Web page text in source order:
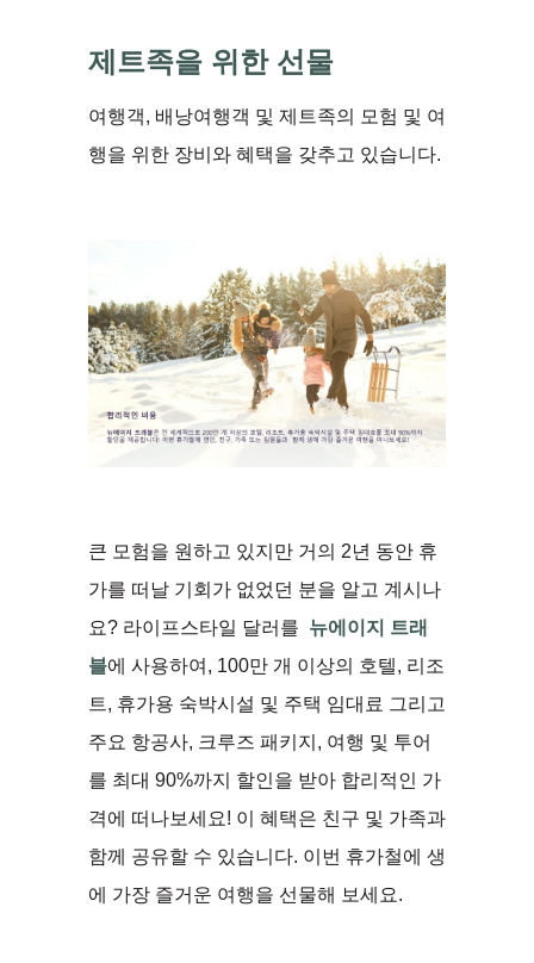
제트족을 위한 선물
여행객, 배낭여행객 및 제트족의 모험 및 여
행을 위한 장비와 혜택을 갖추고 있습니다.
큰 모험을 원하고 있지만 거의 2년 동안 휴
가를 떠날 기회가 없었던 분을 알고 계시나
요? 라이프스타일 달러를 뉴에이지 트래
블에 사용하여, 100만 개 이상의 호텔, 리조
트, 휴가용 숙박시설 및 주택 임대료 그리고
주요 항공사, 크루즈 패키지, 여행 및 투어
를 최대 90%까지 할인을 받아 합리적인 가
격에 떠나보세요! 이 혜택은 친구 및 가족과
함께 공유할 수 있습니다. 이번 휴가철에 생
에 가장 즐거운 여행을 선물해 보세요.